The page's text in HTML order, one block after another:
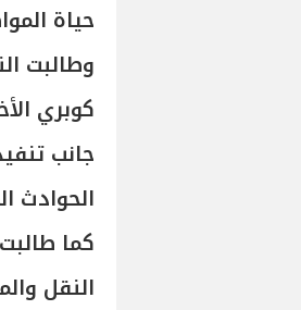
حياة
وطالبت
كوبري
جانب
الحوادث
كما
النقل